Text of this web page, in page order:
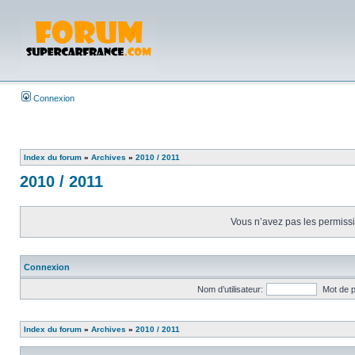
Connexion
Index du forum » Archives » 2010 / 2011
2010 / 2011
Vous n’avez pas les
Connexion
Nom d’utilisateur: Mot de
Index du forum » Archives » 2010 / 2011